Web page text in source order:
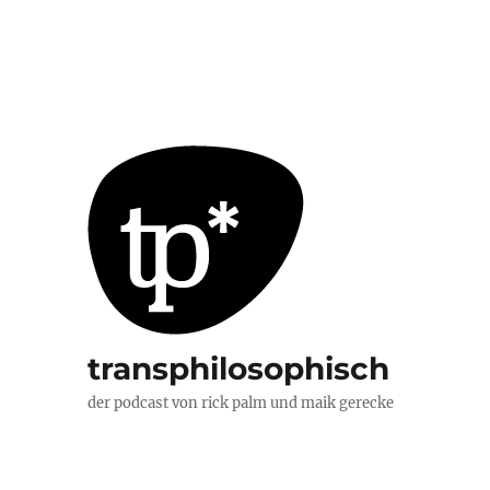
transphilosophisch
der podcast von rick palm und maik gerecke